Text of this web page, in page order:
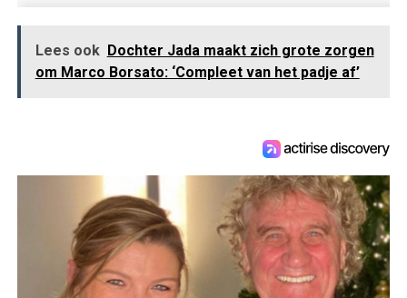
Lees ook Dochter Jada maakt zich grote zorgen
om Marco Borsato: ‘Compleet van het padje af’